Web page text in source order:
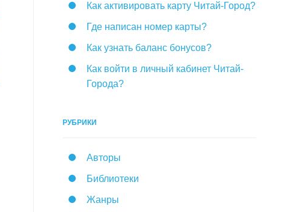
Как активировать карту Читай-Город?
Где написан номер карты?
Как узнать баланс бонусов?
Как войти в личный кабинет Читай-
Города?
РУБРИКИ
Авторы
Библиотеки
Жанры